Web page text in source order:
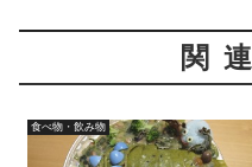
関
食べ物・飲み物